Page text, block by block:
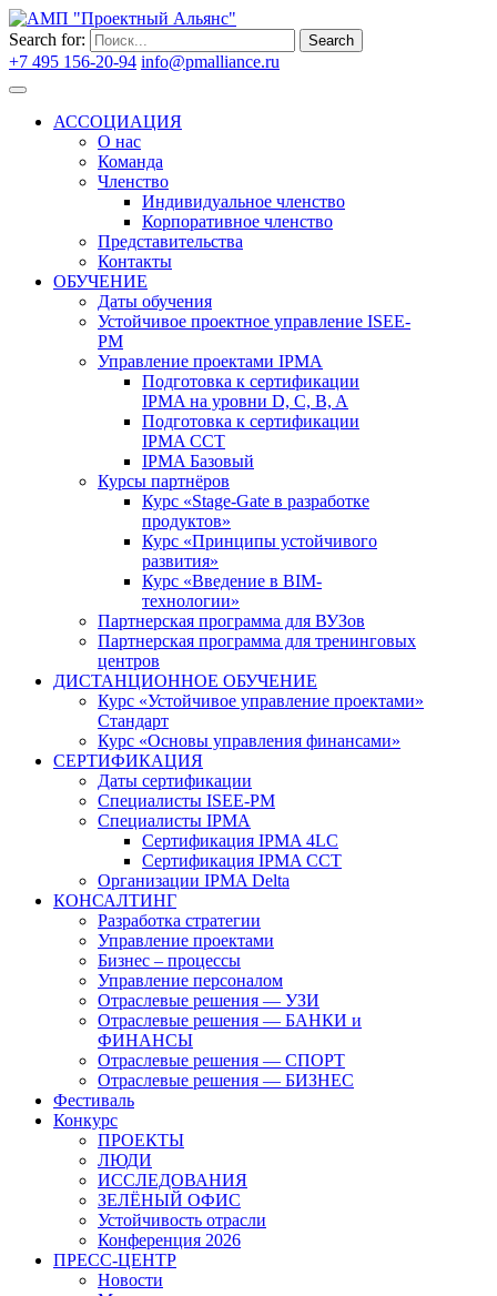
Search for: Search
+7 495 156-20-94 info@pmalliance.ru
АССОЦИАЦИЯ
О нас
Команда
Членство
Индивидуальное членство
Корпоративное членство
Представительства
Контакты
ОБУЧЕНИЕ
Даты обучения
Устойчивое проектное управление ISEE-
PM
Управление проектами IPMA
Подготовка к сертификации
IPMA на уровни D, C, B, A
Подготовка к сертификации
IPMA CCT
IPMA Базовый
Курсы партнёров
Курс «Stage-Gate в разработке
продуктов»
Курс «Принципы устойчивого
развития»
Курс «Введение в BIM-
технологии»
Партнерская программа для ВУЗов
Партнерская программа для тренинговых
центров
ДИСТАНЦИОННОЕ ОБУЧЕНИЕ
Курс «Устойчивое управление проектами»
Стандарт
Курс «Основы управления финансами»
СЕРТИФИКАЦИЯ
Даты сертификации
Специалисты ISEE-PM
Специалисты IPMA
Сертификация IPMA 4LC
Сертификация IPMA CCT
Организации IPMA Delta
КОНСАЛТИНГ
Разработка стратегии
Управление проектами
Бизнес – процессы
Управление персоналом
Отраслевые решения — УЗИ
Отраслевые решения — БАНКИ и
ФИНАНСЫ
Отраслевые решения — СПОРТ
Отраслевые решения — БИЗНЕС
Фестиваль
Конкурс
ПРОЕКТЫ
ЛЮДИ
ИССЛЕДОВАНИЯ
ЗЕЛЁНЫЙ ОФИС
Устойчивость отрасли
Конференция 2026
ПРЕСС-ЦЕНТР
Новости